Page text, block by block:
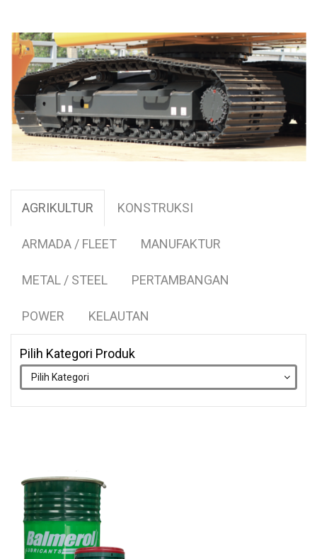
AGRIKULTUR KONSTRUKSI
ARMADA / FLEET MANUFAKTUR
METAL / STEEL PERTAMBANGAN
POWER KELAUTAN
Pilih Kategori Produk